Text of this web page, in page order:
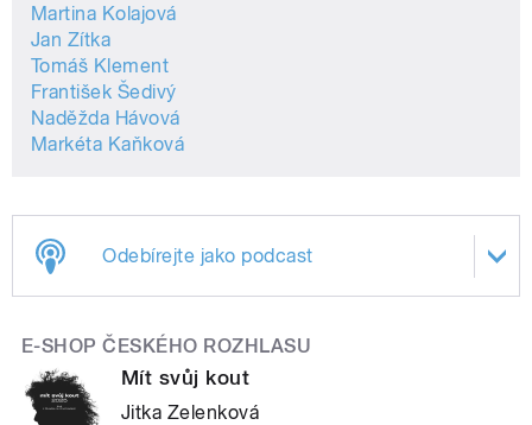
Martina Kolajová
Jan Zítka
Tomáš Klement
František Šedivý
Naděžda Hávová
Markéta Kaňková
Odebírejte jako podcast
E-SHOP ČESKÉHO ROZHLASU
Mít svůj kout
Jitka Zelenková